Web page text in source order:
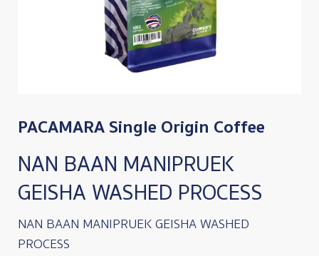
PACAMARA Single Origin Coffee
NAN BAAN MANIPRUEK
GEISHA WASHED PROCESS
NAN BAAN MANIPRUEK GEISHA WASHED
PROCESS